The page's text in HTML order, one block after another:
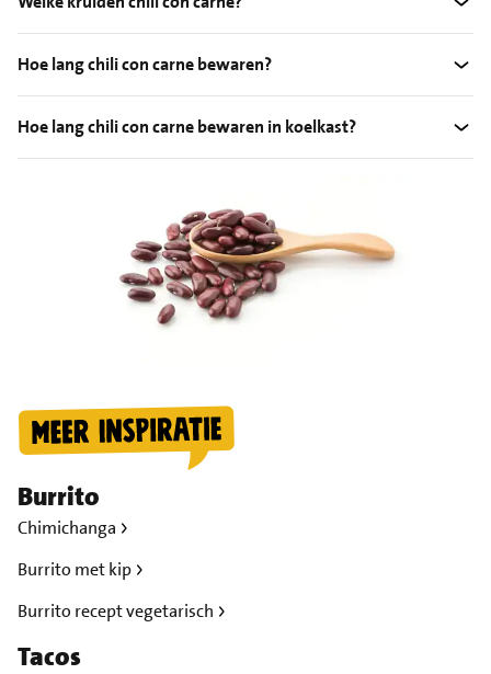
Hoe lang chili con carne bewaren?
Hoe lang chili con carne bewaren in koelkast?
Burrito
Chimichanga
Burrito met kip
Burrito recept vegetarisch
Tacos